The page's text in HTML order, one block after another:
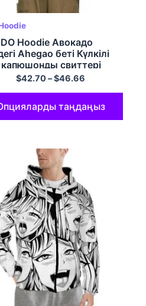
Hoodie Авокадо
Ahegao беті Күлкілі
капюшонды свиттері
$42.70–$46.66
таңдаңыз